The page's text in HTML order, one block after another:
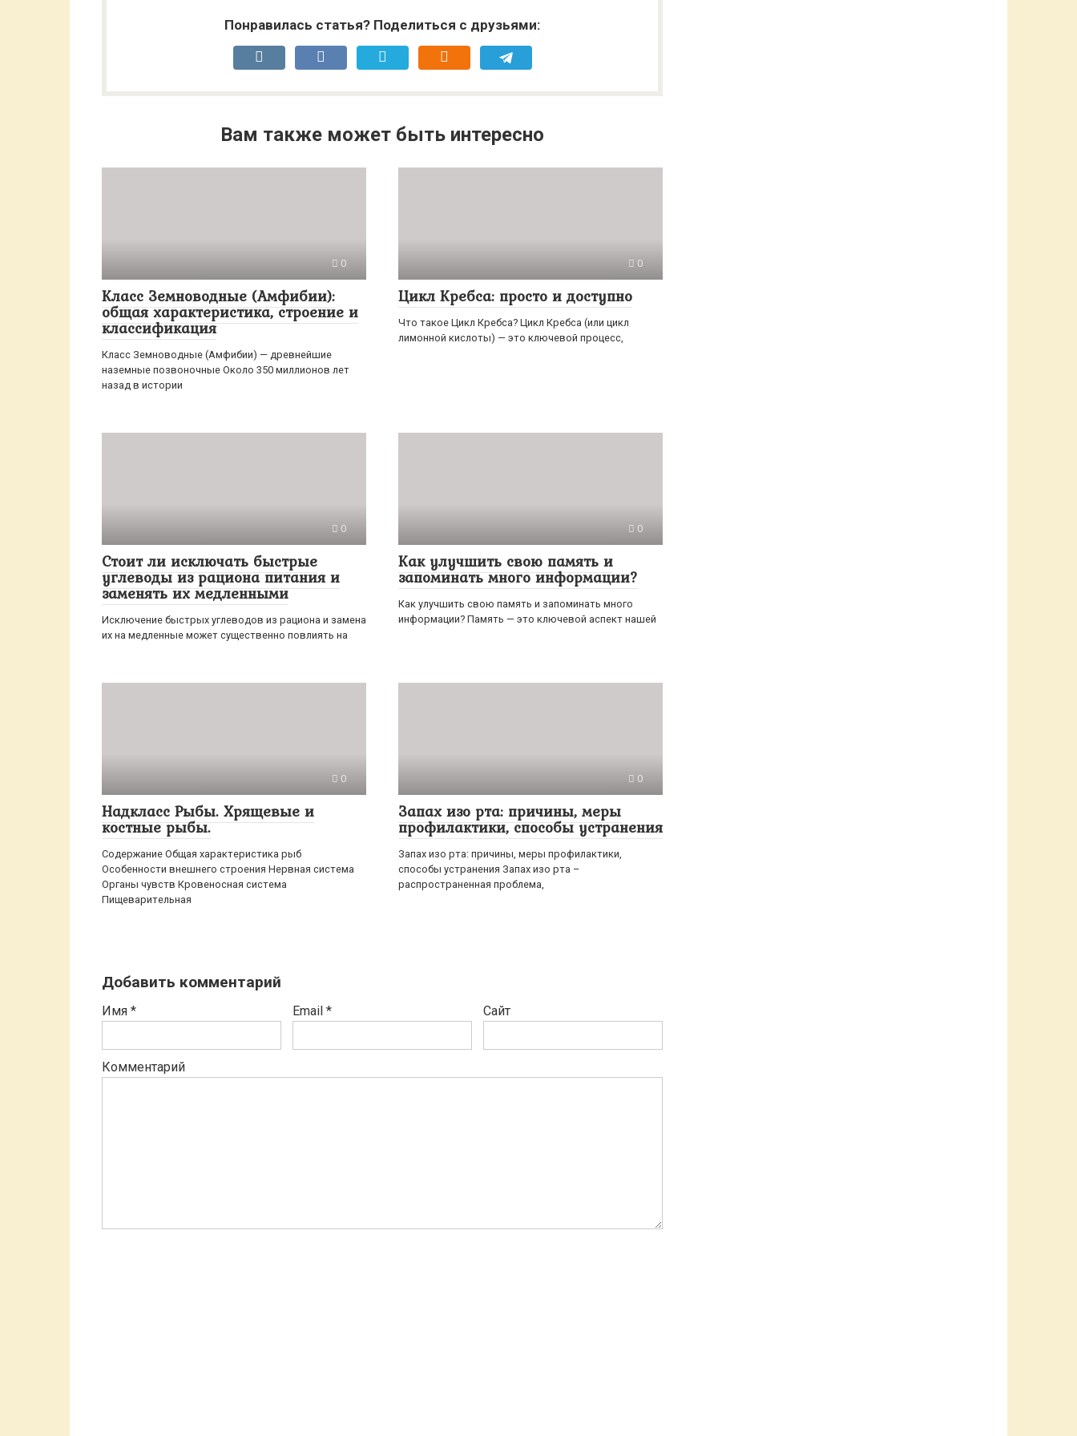
Понравилась статья? Поделиться с друзьями:
Вам также может быть интересно
0
Класс Земноводные (Амфибии):
общая характеристика, строение и
классификация
Класс Земноводные (Амфибии) — древнейшие
наземные позвоночные Около 350 миллионов лет
назад в истории
0
Цикл Кребса: просто и доступно
Что такое Цикл Кребса? Цикл Кребса (или цикл
лимонной кислоты) — это ключевой процесс,
0
Стоит ли исключать быстрые
углеводы из рациона питания и
заменять их медленными
Исключение быстрых углеводов из рациона и замена
их на медленные может существенно повлиять на
0
Как улучшить свою память и
запоминать много информации?
Как улучшить свою память и запоминать много
информации? Память — это ключевой аспект нашей
0
Надкласс Рыбы. Хрящевые и
костные рыбы.
Содержание Общая характеристика рыб
Особенности внешнего строения Нервная система
Органы чувств Кровеносная система
Пищеварительная
0
Запах изо рта: причины, меры
профилактики, способы устранения
Запах изо рта: причины, меры профилактики,
способы устранения Запах изо рта –
распространенная проблема,
Добавить комментарий
Имя * Email * Сайт
Комментарий